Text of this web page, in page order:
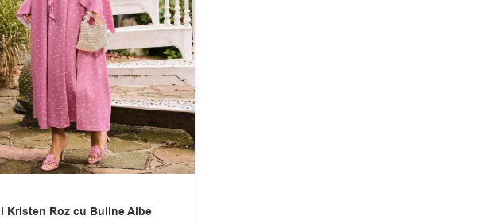
Kristen Roz cu Buline Albe